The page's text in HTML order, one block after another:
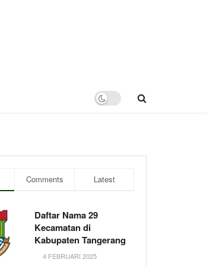
Comments Latest
Daftar Nama 29
Kecamatan di
Kabupaten Tangerang
4 FEBRUARI 2025